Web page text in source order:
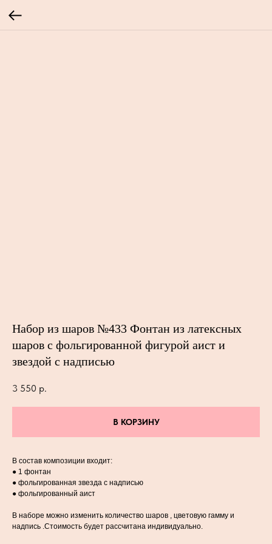
Набор из шаров №433 Фонтан из латексных
шаров с фольгированной фигурой аист и
звездой с надписью
3 550 р.
В КОРЗИНУ
В состав композиции входит:
● 1 фонтан
● фольгированная звезда с надписью
● фольгированный аист
В наборе можно изменить количество шаров , цветовую гамму и
надпись .Стоимость будет рассчитана индивидуально.